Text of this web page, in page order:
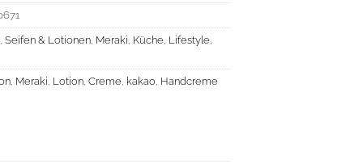
Seifen & Lotionen Meraki Küche Lifestyle
Meraki Lotion Creme kakao Handcreme